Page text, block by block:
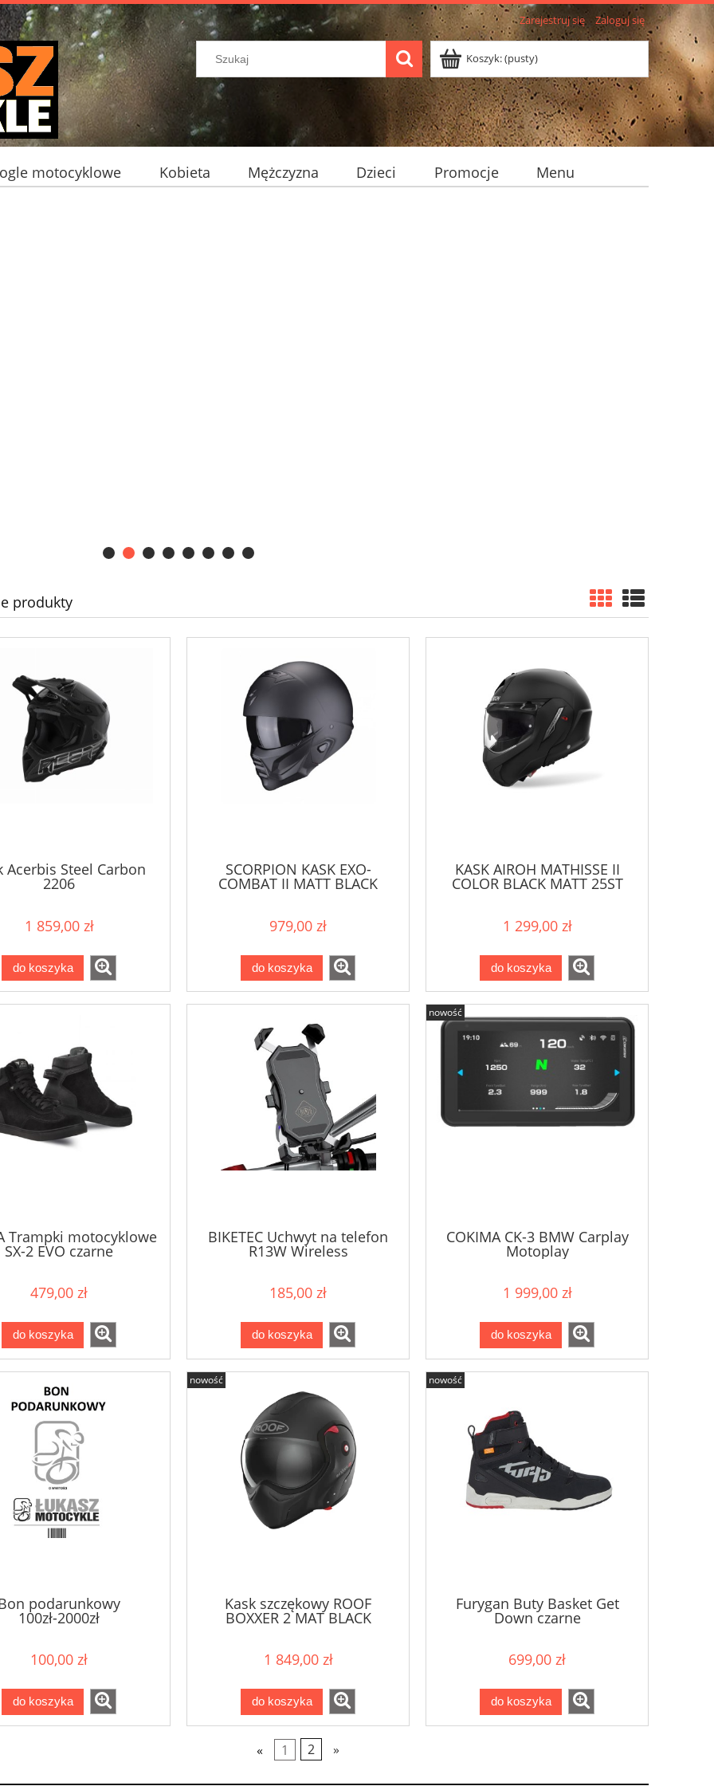
Zarejestruj się Zaloguj się
Koszyk:(pusty)
motocyklowe Kobieta Mężczyzna Dzieci Promocje
Menu
produkty
Acerbis Steel Carbon
2206
1 859,00 zł
do koszyka
SCORPION KASK EXO-
COMBAT II MATT BLACK
979,00 zł
do koszyka
KASK AIROH MATHISSE II
COLOR BLACK MATT 25ST
1 299,00 zł
do koszyka
Trampki motocyklowe
SX-2 EVO czarne
479,00 zł
do koszyka
BIKETEC Uchwyt na telefon
R13W Wireless
185,00 zł
do koszyka
COKIMA CK-3 BMW Carplay
Motoplay
1 999,00 zł
do koszyka
nowość
podarunkowy
100zł-2000zł
100,00 zł
do koszyka
Kask szczękowy ROOF
BOXXER 2 MAT BLACK
1 849,00 zł
do koszyka
nowość
Furygan Buty Basket Get
Down czarne
699,00 zł
do koszyka
nowość
« 1 2 »